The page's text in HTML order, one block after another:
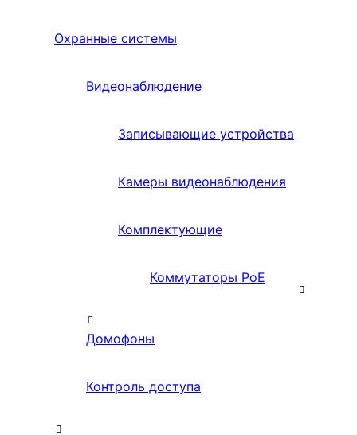
Охранные системы
Видеонаблюдение
Записывающие устройства
Камеры видеонаблюдения
Комплектующие
Коммутаторы PoE
Домофоны
Контроль доступа